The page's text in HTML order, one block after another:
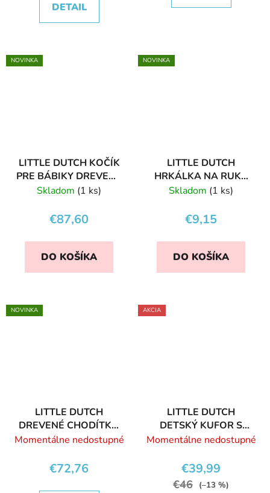
DETAIL
NOVINKA
LITTLE DUTCH KOČÍK
PRE BÁBIKY DREVENÝ
S PERINKOU
Skladom (1 ks)
€87,60
DO KOŠÍKA
NOVINKA
LITTLE DUTCH
HRKÁLKA NA RUKU
KVETY A MOTÝLE
Skladom (1 ks)
€9,15
DO KOŠÍKA
NOVINKA
LITTLE DUTCH
DREVENÉ CHODÍTKO
KVETY A MOTÝLE
Momentálne nedostupné
€72,76
AKCIA
LITTLE DUTCH
DETSKÝ KUFOR S
KOLIESKAMI KVETY A
Momentálne nedostupné
€39,99
€46 (–13 %)